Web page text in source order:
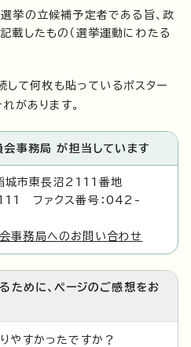
挙の立候補予定者である旨、政
載したもの（選挙運動にわたる
して何枚も貼っているポスター
があります。
会事務局 が担当しています
市東長沼2111番地
ファクス番号：042-
事務局へのお問い合わせ
ために、ページのご感想をお
やすかったですか？